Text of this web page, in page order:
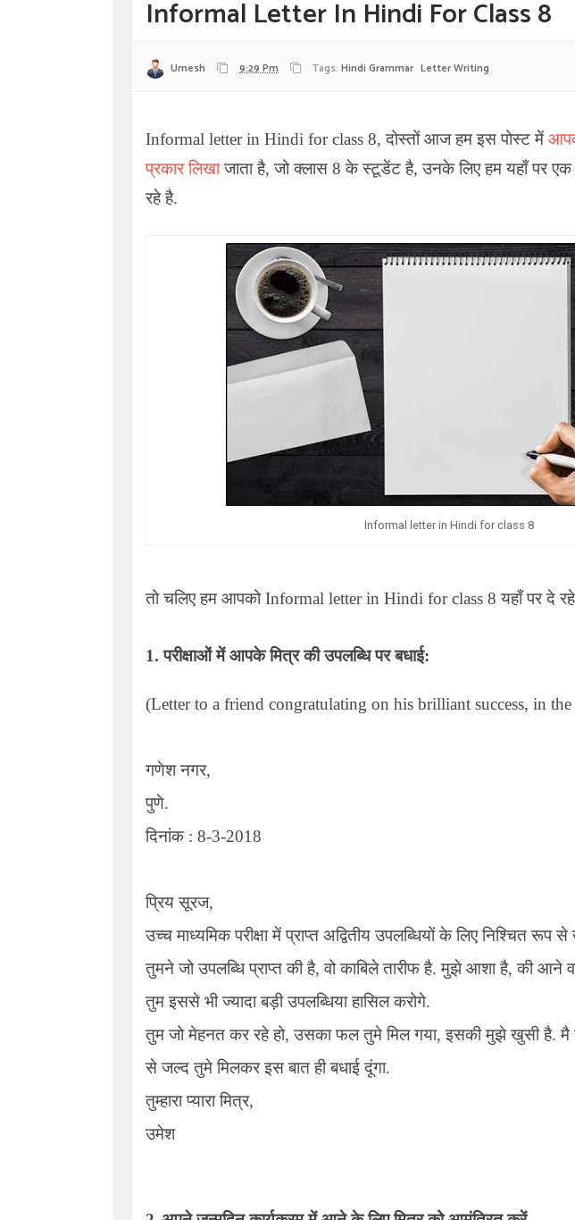
Informal Letter In Hindi For Class 8
Umesh 9:29 Pm Tags: Hindi Grammar Letter Writing
Informal letter in Hindi for class 8,दोस्तों आज हम इस पोस्ट में
प्रकार लिखाजाता है, जो क्लास 8 के स्टूडेंट है, उनके लिए हम यहाँ पर एक
रहे है.
Informal letter in Hindi for class 8
तो चलिए हम आपकोInformal letter in Hindi for class 8 यहाँ पर दे
1. परीक्षाओं में आपके मित्र की उपलब्धि पर बधाई:
(Letter to a friend congratulating on his brilliant success, in
गणेश नगर,
पुणे.
दिनांक : 8-3-2018
प्रिय सूरज,
उच्च माध्यमिक परीक्षा में प्राप्त अद्वितीय उपलब्धियों के लिए निश्चित रूप से
तुमने जो उपलब्धि प्राप्त की है,वो काबिले तारीफ है. मुझे आशा है,की आने
तुम इससे भी ज्यादा बड़ी उपलब्धिया हासिल करोगे.
तुम जो मेहनत कर रहे हो,उसका फल तुमे मिल गया,इसकी मुझे खुसी है. मै
से जल्द तुमे मिलकर इस बात ही बधाई दूंगा.
तुम्हारा प्यारा मित्र,
उमेश